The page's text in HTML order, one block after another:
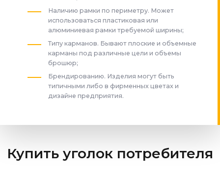
Наличию рамки по периметру. Может
использоваться пластиковая или
алюминиевая рамки требуемой ширины;
Типу карманов. Бывают плоские и объемные
карманы под различные цели и объемы
брошюр;
Брендированию. Изделия могут быть
типичными либо в фирменных цветах и
дизайне предприятия.
Купить уголок потребителя